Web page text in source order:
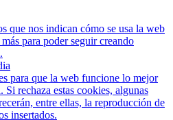
que nos indican cómo se usa la web
para poder seguir creando
para que la web funcione lo mejor
rechaza estas cookies, algunas
entre ellas, la reproducción de
insertados.